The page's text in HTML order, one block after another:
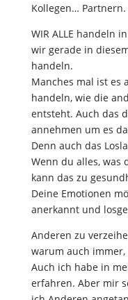
Kollegen… Partnern.
WIR ALLE handeln
wir gerade in
handeln.
Manches mal ist es
handeln, wie die
entsteht. Auch das
annehmen um es
Denn auch das
Wenn du alles, was
kann das zu
Deine Emotionen
anerkannt und
Anderen zu
warum auch
Auch ich habe in
erfahren. Aber mir